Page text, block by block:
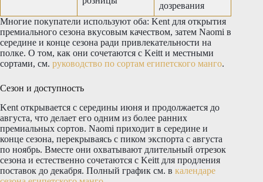
дозревания
Многие покупатели используют оба: Kent для открытия
премиального сезона вкусовым качеством, затем Naomi в
середине и конце сезона ради привлекательности на
полке. О том, как они сочетаются с Keitt и местными
сортами, см. руководство по сортам египетского манго.
Сезон и доступность
Kent открывается с середины июня и продолжается до
августа, что делает его одним из более ранних
премиальных сортов. Naomi приходит в середине и
конце сезона, перекрываясь с пиком экспорта с августа
по ноябрь. Вместе они охватывают длительный отрезок
сезона и естественно сочетаются с Keitt для продления
поставок до декабря. Полный график см. в календаре